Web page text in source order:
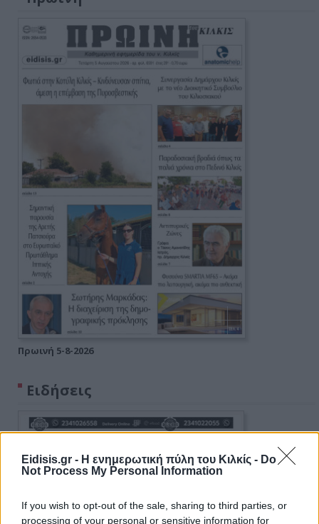
Eidisis.gr - Η ενημερωτική πύλη του Κιλκίς - Do
Not Process My Personal Information
If you wish to opt-out of the sale, sharing to third parties, or
processing of your personal or sensitive information for
Πρωινή 5-8-2026
Ειδήσεις